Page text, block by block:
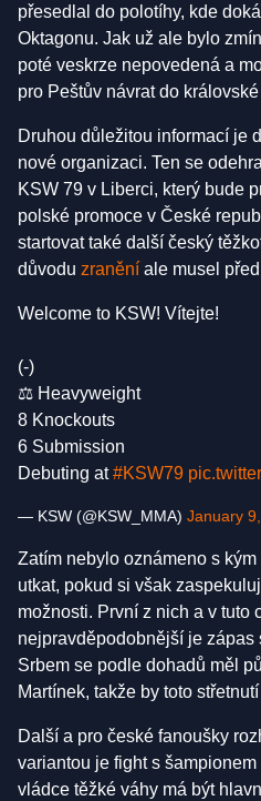
přesedlal do polotíhy, kde
Oktagonu. Jak už ale bylo
poté veskrze nepovedená a
pro Peštův návrat do
Druhou důležitou informací je
nové organizaci. Ten se
KSW 79 v Liberci, který bude
polské promoce v České
startovat také další český
důvodu zranění ale musel
Welcome to KSW! Vítejte!
(-)
⚖️ Heavyweight
8 Knockouts
6 Submission
Debuting at#KSW79
— KSW (@KSW_MMA) January
Zatím nebylo oznámeno s
utkat, pokud si však
možnosti. První z nich a v tuto
nejpravděpodobnější je zápas
Srbem se podle dohadů měl
Martínek, takže by toto
Další a pro české fanoušky
variantou je fight s šampionem
vládce těžké váhy má být